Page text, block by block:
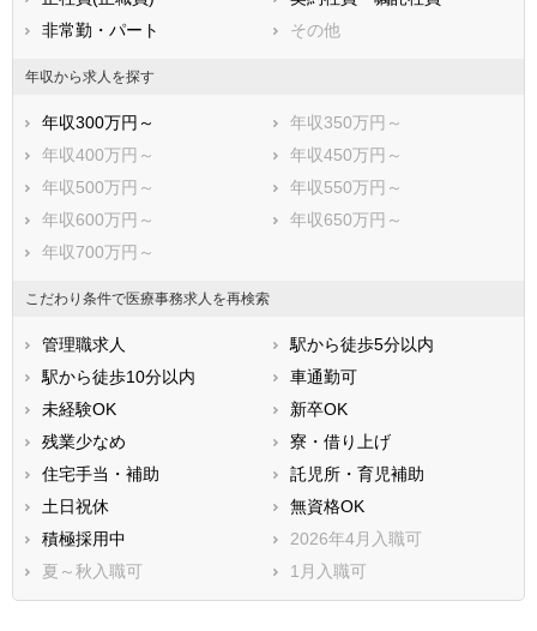
非常勤・パート
その他
年収から求人を探す
年収300万円～
年収350万円～
年収400万円～
年収450万円～
年収500万円～
年収550万円～
年収600万円～
年収650万円～
年収700万円～
こだわり条件で医療事務求人を再検索
管理職求人
駅から徒歩5分以内
駅から徒歩10分以内
車通勤可
未経験OK
新卒OK
残業少なめ
寮・借り上げ
住宅手当・補助
託児所・育児補助
土日祝休
無資格OK
積極採用中
2026年4月入職可
夏～秋入職可
1月入職可